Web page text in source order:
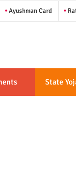
Ayushman Card
State